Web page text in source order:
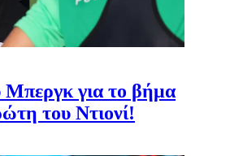
Μπεργκ για το βήμα
του Ντιονί!